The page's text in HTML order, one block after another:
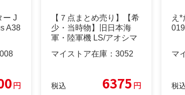
ー J
A38
円
【７点まとめ売り】【希
少・当時物】旧日本海
軍・陸軍機 LS/アオシマ
マイストア在庫： 3052
税込 6375 円
え
マ
税